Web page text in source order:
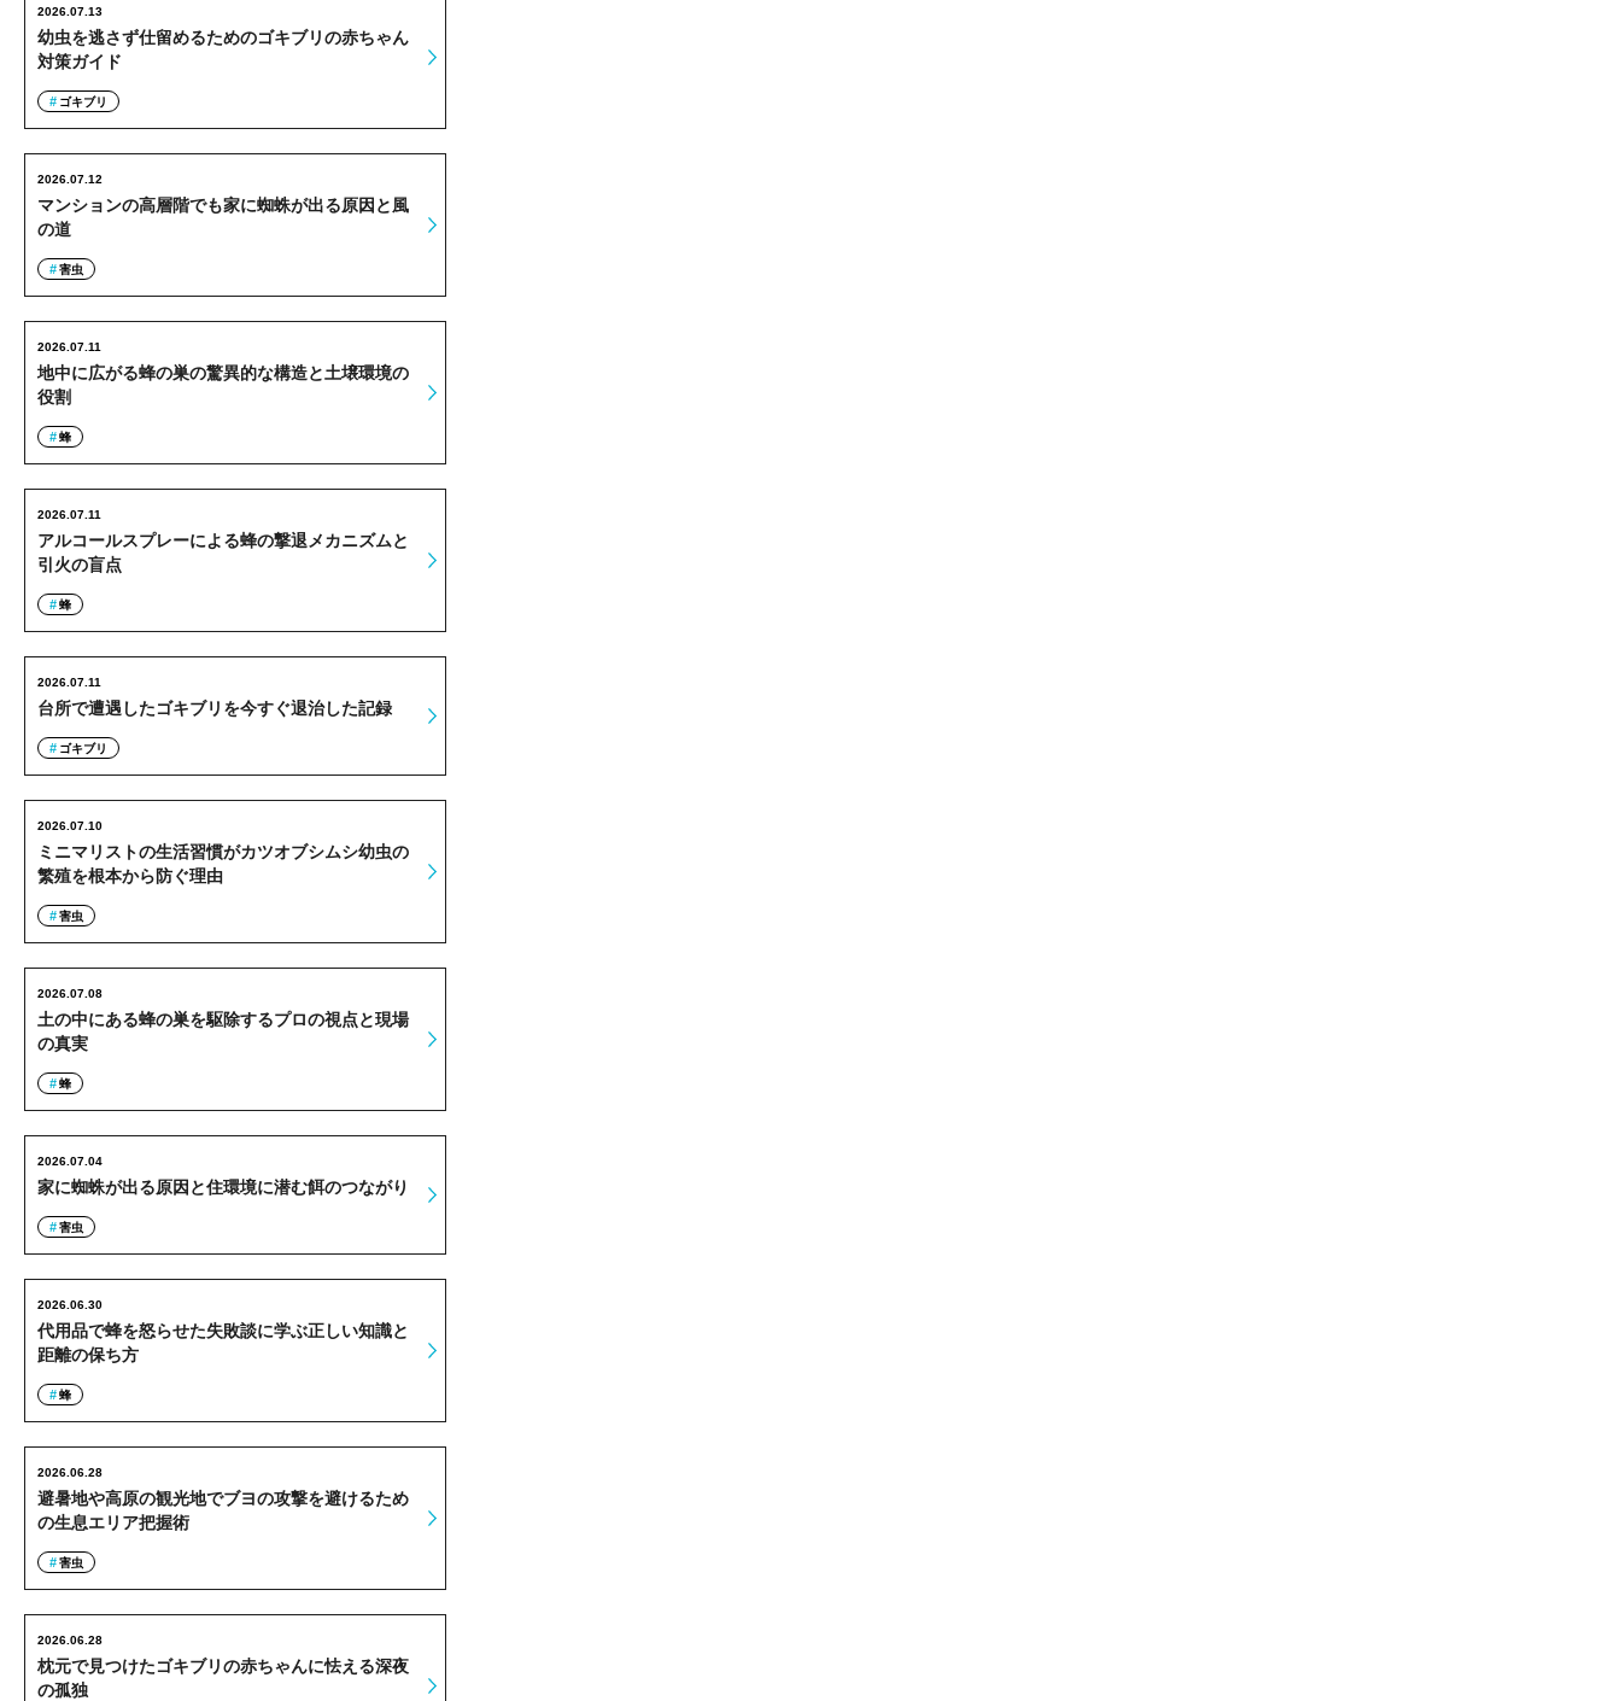
幼虫を逃さず仕留めるためのゴキブリの赤ちゃん
対策ガイド
2026.07.13
ゴキブリ
マンションの高層階でも家に蜘蛛が出る原因と風
の道
2026.07.12
害虫
地中に広がる蜂の巣の驚異的な構造と土壌環境の
役割
2026.07.11
蜂
アルコールスプレーによる蜂の撃退メカニズムと
引火の盲点
2026.07.11
蜂
台所で遭遇したゴキブリを今すぐ退治した記録
2026.07.11
ゴキブリ
ミニマリストの生活習慣がカツオブシムシ幼虫の
繁殖を根本から防ぐ理由
2026.07.10
害虫
土の中にある蜂の巣を駆除するプロの視点と現場
の真実
2026.07.08
蜂
家に蜘蛛が出る原因と住環境に潜む餌のつながり
2026.07.04
害虫
代用品で蜂を怒らせた失敗談に学ぶ正しい知識と
距離の保ち方
2026.06.30
蜂
避暑地や高原の観光地でブヨの攻撃を避けるため
の生息エリア把握術
2026.06.28
害虫
枕元で見つけたゴキブリの赤ちゃんに怯える深夜
の孤独
2026.06.28